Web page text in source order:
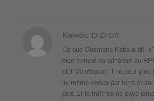
Kawou D D Dit
Ce que Ousmane Kaba a dit,
bien trompé en adhérant au
ciel.Maintenant, il ne peut plus
lui-même verser par terre et
plus.Et la traîtrise ne paye